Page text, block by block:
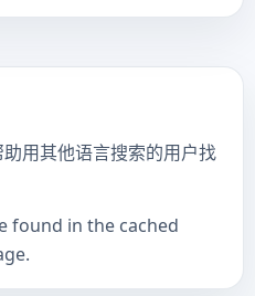
用其他语言搜索的用户找
found in the cached